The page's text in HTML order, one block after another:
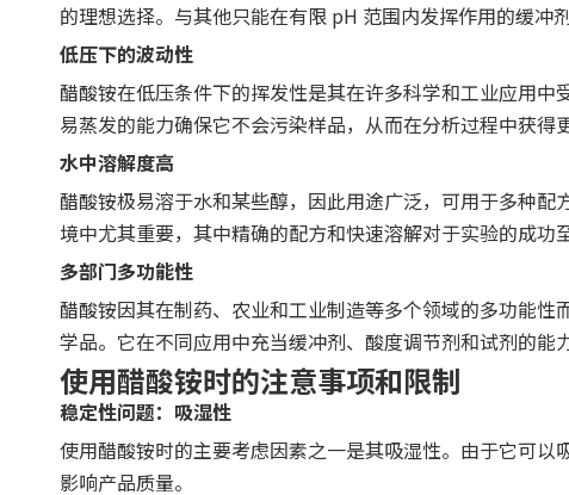
的理想选择。与其他只能在有限 pH 范围内发挥作用的缓冲
低压下的波动性
醋酸铵在低压条件下的挥发性是其在许多科学和工业应用
易蒸发的能力确保它不会污染样品，从而在分析过程中获得
水中溶解度高
醋酸铵极易溶于水和某些醇，因此用途广泛，可用于多种
境中尤其重要，其中精确的配方和快速溶解对于实验的成功
多部门多功能性
醋酸铵因其在制药、农业和工业制造等多个领域的多功能
学品。它在不同应用中充当缓冲剂、酸度调节剂和试剂的能
使用醋酸铵时的注意事项和限制
稳定性问题：吸湿性
使用醋酸铵时的主要考虑因素之一是其吸湿性。由于它可
影响产品质量。